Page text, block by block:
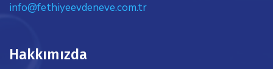
info@fethiyeevdeneve.com.tr
Hakkımızda